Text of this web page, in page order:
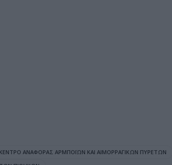
ΑΝΑΦΟΡΆΣ ΑΡΜΠΟΪΏΝ ΚΑΙ ΑΙΜΟΡΡΑΓΙΚΏΝ ΠΥΡΕΤΏΝ